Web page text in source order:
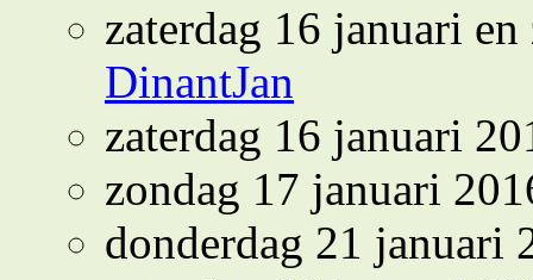
zaterdag 16 januari
DinantJan
zaterdag 16 januari
zondag 17 januari
donderdag 21 januari